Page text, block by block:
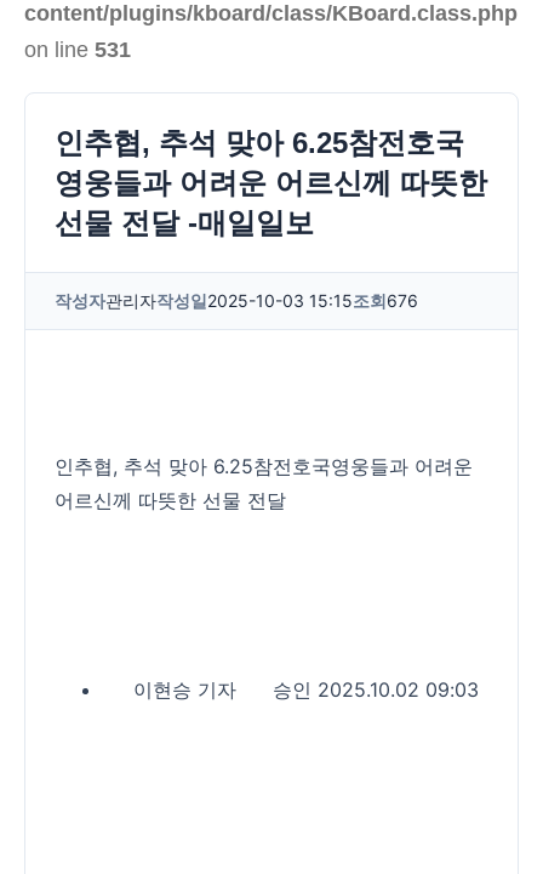
content/plugins/kboard/class/KBoard.class.php
on line 531
인추협, 추석 맞아 6.25참전호국
영웅들과 어려운 어르신께 따뜻한
선물 전달 -매일일보
작성자관리자작성일2025-10-03 15:15조회676
인추협, 추석 맞아 6.25참전호국영웅들과 어려운
어르신께 따뜻한 선물 전달
이현승 기자 승인 2025.10.02 09:03